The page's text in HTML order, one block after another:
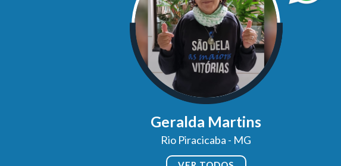
Geralda Martins
Rio Piracicaba - MG